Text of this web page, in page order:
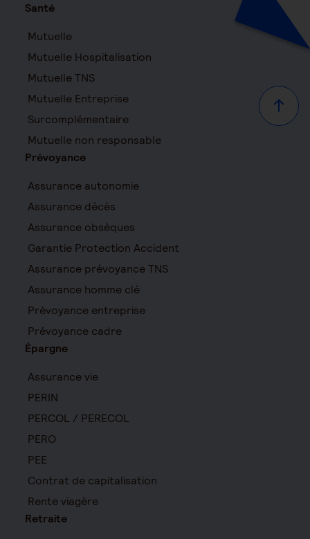
Haut
Santé
Mutuelle
Mutuelle Hospitalisation
Mutuelle TNS
Mutuelle Entreprise
Surcomplémentaire
Mutuelle non responsable
Prévoyance
Assurance autonomie
Assurance décès
Assurance obsèques
Garantie Protection Accident
Assurance prévoyance TNS
Assurance homme clé
Prévoyance entreprise
Prévoyance cadre
Épargne
Assurance vie
PERIN
PERCOL / PERECOL
PERO
PEE
Contrat de capitalisation
Rente viagère
Retraite